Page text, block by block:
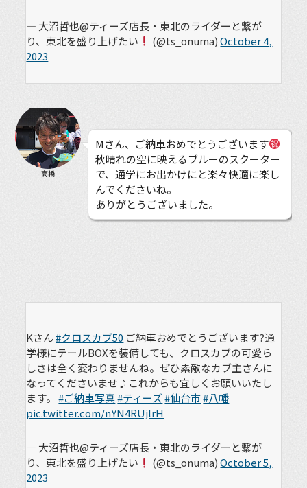
— 大沼哲也@ティーズ店長・東北のライダーと繋が
り、東北を盛り上げたい
(@ts_onuma)October 4,
2023
高橋
Mさん、ご納車おめでとうございます
秋晴れの空に映えるブルーのスクーター
で、通学にお出かけにと楽々快適に楽し
んでくださいね。
ありがとうございました。
Kさん#クロスカブ50 ご納車おめでとうございます?通
学様にテールBOXを装備しても、クロスカブの可愛ら
しさは全く変わりませんね。ぜひ素敵なカブ主さんに
なってくださいませ♪これからも宜しくお願いいたし
ます。#ご納車写真#ティーズ#仙台市#八幡
pic.twitter.com/nYN4RUjlrH
— 大沼哲也@ティーズ店長・東北のライダーと繋が
り、東北を盛り上げたい
(@ts_onuma)October 5,
2023